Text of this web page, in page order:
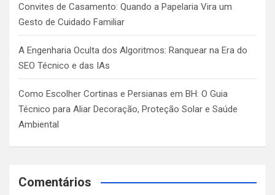
Convites de Casamento: Quando a Papelaria Vira um
Gesto de Cuidado Familiar
A Engenharia Oculta dos Algoritmos: Ranquear na Era do
SEO Técnico e das IAs
Como Escolher Cortinas e Persianas em BH: O Guia
Técnico para Aliar Decoração, Proteção Solar e Saúde
Ambiental
Comentários